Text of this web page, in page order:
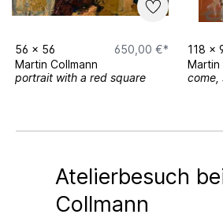
56 x 56
650,00 €*
Martin Collmann
portrait with a red square
118 x
Martin
come,
Atelierbesuch
Collmann